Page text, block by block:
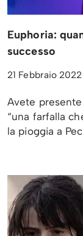
Euphoria:
successo
21 Febbraio 2022
Avete
“una farfalla
la pioggia a